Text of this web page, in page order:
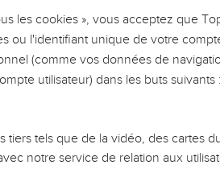
toujours ; les jugements de
fin ; ils sont plus doux que le miel,
qui les respecte, la récompense est
que j’ignore.
les cookies », vous acceptez que
ou l'identifiant unique de votre
(comme vos données de
utilisateur) dans les buts suivants :
tiers tels que de la vidéo, des cartes
notre service de relation aux